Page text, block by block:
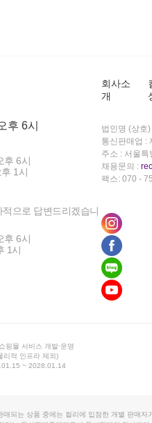
후 6시
후 6시
1시
으로 답변드리겠습니
후 6시
1시
회사소
개
법인명 (상호)
통신판매업 :
주소 : 서울
채용문의 :
팩스: 070 -
핑몰 서비스 개발·운영
리적 인프라 제외)
~ 2028.01.14
매되는 상품 중에는 컬리에 입점한 개별 판매